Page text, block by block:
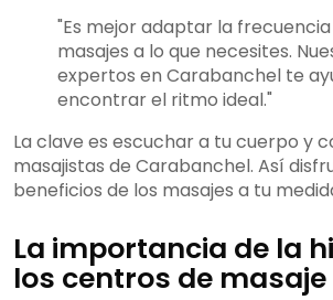
"Es mejor adaptar la
masajes a lo que necesites.
expertos en Carabanchel te
encontrar el ritmo ideal."
La clave es escuchar a tu cuerpo y
masajistas de Carabanchel. Así
beneficios de los masajes a tu
La importancia de la
los centros de masaje